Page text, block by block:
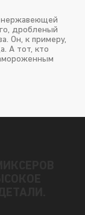
нержавеющей
дробленый
Он, к примеру,
А тот, кто